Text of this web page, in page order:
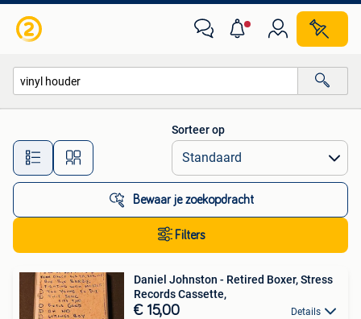
Alle afstanden…
Sorteer op
Bewaar je zoekopdracht
Filters
Daniel Johnston - Retired Boxer, Stress
Records Cassette,
€ 15,00 Details